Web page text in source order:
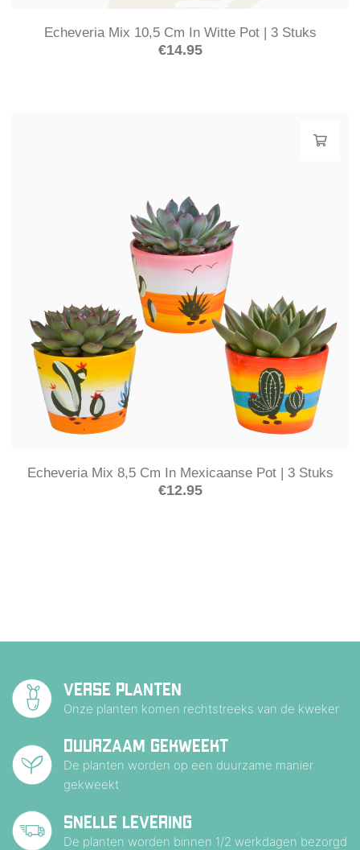
Echeveria Mix 10,5 Cm In Witte Pot | 3 Stuks
€14.95
Echeveria Mix 8,5 Cm In Mexicaanse Pot | 3 Stuks
€12.95
VERSE PLANTEN
Onze planten komen rechtstreeks van de kweker
DUURZAAM GEKWEEKT
De planten worden op een duurzame manier
gekweekt
SNELLE LEVERING
De planten worden binnen 1/2 werkdagen bezorgd